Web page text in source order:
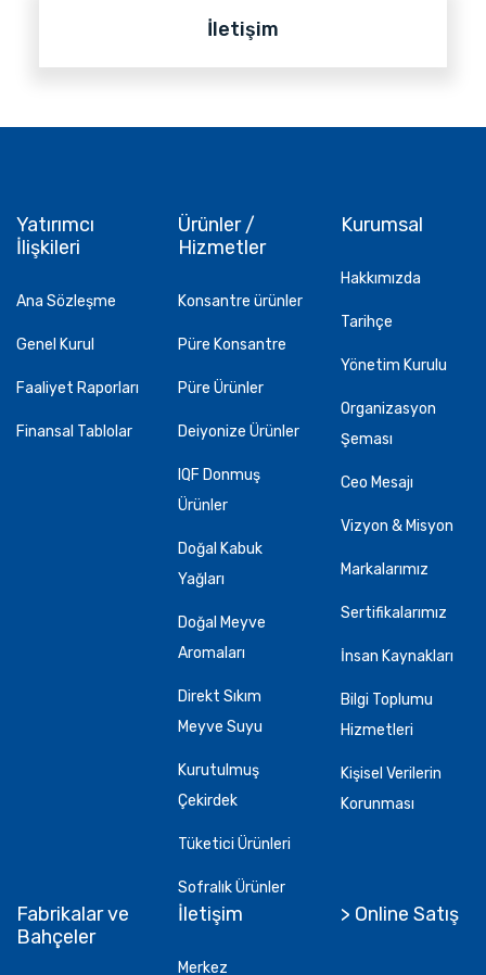
İletişim
Yatırımcı
İlişkileri
Ana Sözleşme
Genel Kurul
Faaliyet Raporları
Finansal Tablolar
Ürünler /
Hizmetler
Konsantre ürünler
Püre Konsantre
Püre Ürünler
Deiyonize Ürünler
IQF Donmuş
Ürünler
Doğal Kabuk
Yağları
Doğal Meyve
Aromaları
Direkt Sıkım
Meyve Suyu
Kurutulmuş
Çekirdek
Tüketici Ürünleri
Sofralık Ürünler
Kurumsal
Hakkımızda
Tarihçe
Yönetim Kurulu
Organizasyon
Şeması
Ceo Mesajı
Vizyon & Misyon
Markalarımız
Sertifikalarımız
İnsan Kaynakları
Bilgi Toplumu
Hizmetleri
Kişisel Verilerin
Korunması
Fabrikalar ve
Bahçeler
İletişim
Merkez
> Online Satış